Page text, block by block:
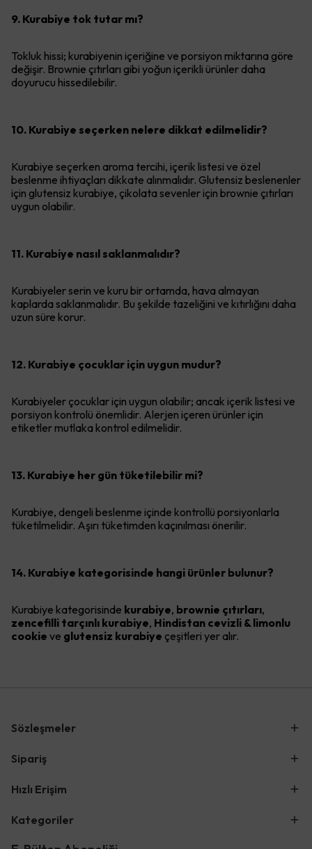
9. Kurabiye tok tutar mı?
Tokluk hissi; kurabiyenin içeriğine ve porsiyon miktarına göre
değişir. Brownie çıtırları gibi yoğun içerikli ürünler daha
doyurucu hissedilebilir.
10. Kurabiye seçerken nelere dikkat edilmelidir?
Kurabiye seçerken aroma tercihi, içerik listesi ve özel
beslenme ihtiyaçları dikkate alınmalıdır. Glutensiz beslenenler
için glutensiz kurabiye, çikolata sevenler için brownie çıtırları
uygun olabilir.
11. Kurabiye nasıl saklanmalıdır?
Kurabiyeler serin ve kuru bir ortamda, hava almayan
kaplarda saklanmalıdır. Bu şekilde tazeliğini ve kıtırlığını daha
uzun süre korur.
12. Kurabiye çocuklar için uygun mudur?
Kurabiyeler çocuklar için uygun olabilir; ancak içerik listesi ve
porsiyon kontrolü önemlidir. Alerjen içeren ürünler için
etiketler mutlaka kontrol edilmelidir.
13. Kurabiye her gün tüketilebilir mi?
Kurabiye, dengeli beslenme içinde kontrollü porsiyonlarla
tüketilmelidir. Aşırı tüketimden kaçınılması önerilir.
14. Kurabiye kategorisinde hangi ürünler bulunur?
Kurabiye kategorisinde kurabiye, brownie çıtırları,
zencefilli tarçınlı kurabiye, Hindistan cevizli & limonlu
cookie ve glutensiz kurabiye çeşitleri yer alır.
Sözleşmeler
Sipariş
Hızlı Erişim
Kategoriler